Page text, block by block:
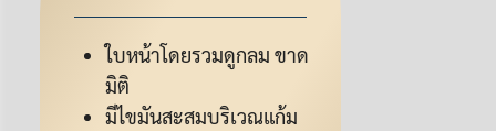
ใบหน้าโดยรวมดูกลม ขาด
มิติ
มีไขมันสะสมบริเวณแก้ม